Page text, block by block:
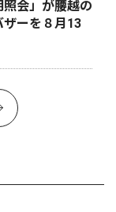
会」が腰越の
ザーを８月13